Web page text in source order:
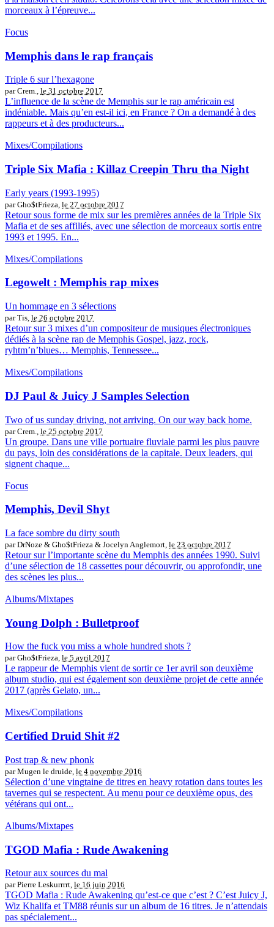
morceaux à l’épreuve...
Focus
Memphis dans le rap français
Triple 6 sur l’hexagone
par Crem., le 31 octobre 2017
L’influence de la scène de Memphis sur le rap américain est
indéniable. Mais qu’en est-il ici, en France ? On a demandé à des
rappeurs et à des producteurs...
Mixes/Compilations
Triple Six Mafia : Killaz Creepin Thru tha Night
Early years (1993-1995)
par Gho$tFrieza, le 27 octobre 2017
Retour sous forme de mix sur les premières années de la Triple Six
Mafia et de ses affiliés, avec une sélection de morceaux sortis entre
1993 et 1995. En...
Mixes/Compilations
Legowelt : Memphis rap mixes
Un hommage en 3 sélections
par Tis, le 26 octobre 2017
Retour sur 3 mixes d’un compositeur de musiques électroniques
dédiés à la scène rap de Memphis Gospel, jazz, rock,
ryhtm’n’blues… Memphis, Tennessee...
Mixes/Compilations
DJ Paul & Juicy J Samples Selection
Two of us sunday driving, not arriving. On our way back home.
par Crem., le 25 octobre 2017
Un groupe. Dans une ville portuaire fluviale parmi les plus pauvre
du pays, loin des considérations de la capitale. Deux leaders, qui
signent chaque...
Focus
Memphis, Devil Shyt
La face sombre du dirty south
par DrNoze & Gho$tFrieza & Jocelyn Anglemort, le 23 octobre 2017
Retour sur l’importante scène du Memphis des années 1990. Suivi
d’une sélection de 18 cassettes pour découvrir, ou approfondir, une
des scènes les plus...
Albums/Mixtapes
Young Dolph : Bulletproof
How the fuck you miss a whole hundred shots ?
par Gho$tFrieza, le 5 avril 2017
Le rappeur de Memphis vient de sortir ce 1er avril son deuxième
album studio, qui est également son deuxième projet de cette année
2017 (après Gelato, un...
Mixes/Compilations
Certified Druid Shit #2
Post trap & new phonk
par Mugen le druide, le 4 novembre 2016
Sélection d’une vingtaine de titres en heavy rotation dans toutes les
tavernes qui se respectent. Au menu pour ce deuxième opus, des
vétérans qui ont...
Albums/Mixtapes
TGOD Mafia : Rude Awakening
Retour aux sources du mal
par Pierre Leskurrrrt, le 16 juin 2016
TGOD Mafia : Rude Awakening qu’est-ce que c’est ? C’est Juicy J,
Wiz Khalifa et TM88 réunis sur un album de 16 titres. Je n’attendais
pas spécialement...